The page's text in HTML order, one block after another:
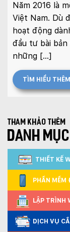
Năm 2016 là
Việt Nam. Dù
hoạt động
đầu tư bài
những […]
TÌM HIỂU THÊM
Tham khảo thêm
DANH MỤC
THIẾT KẾ
PHẦN MỀM
LẬP TRÌNH
DỊCH VỤ